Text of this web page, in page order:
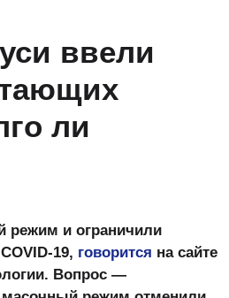
ввели
ли
режим и ограничили
19, говорится на сайте
Вопрос —